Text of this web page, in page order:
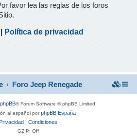
favor lea las reglas de los foros
| Política de privacidad
Foro Jeep Renegade
phpBB® Forum Software © phpBB Limited
al español porphpBB España
Privacidad | Condiciones
GZIP: Off